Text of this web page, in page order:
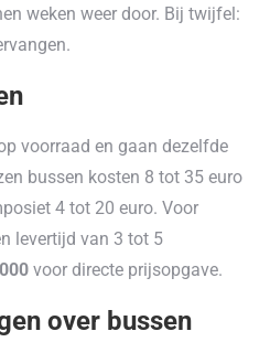
weken weer door. Bij twijfel:
voorraad en gaan dezelfde
bussen kosten 8 tot 35 euro
4 tot 20 euro. Voor
levertijd van 3 tot 5
voor directe prijsopgave.
over bussen